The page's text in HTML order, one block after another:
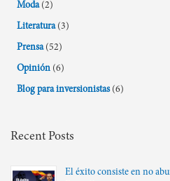
Moda (2)
Literatura (3)
Prensa (52)
Opinión (6)
Blog para inversionistas (6)
Recent Posts
El éxito consiste en no